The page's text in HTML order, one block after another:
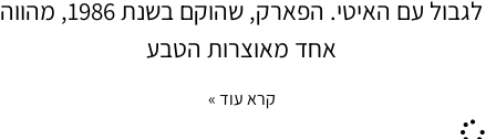
לגבול עם האיטי. הפארק, שהוקם בשנת 1986, מהווה
אחד מאוצרות הטבע
קרא עוד »